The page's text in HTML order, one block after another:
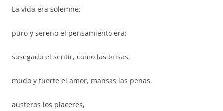
La vida era solemne;
puro y sereno el pensamiento era;
sosegado el sentir, como las brisas;
mudo y fuerte el amor, mansas las penas,
austeros los placeres,